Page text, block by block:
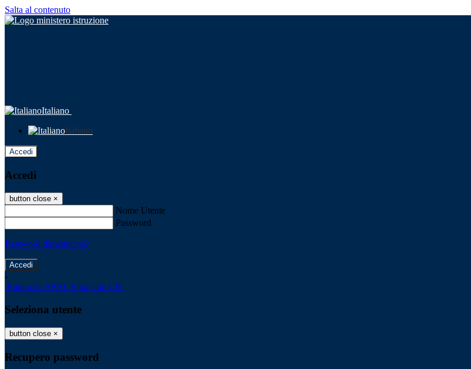
Salta al contenuto
Italiano
Italiano
Accedi
Accedi
button close ×
Nome Utente
Password
Password dimenticata?
-
Entra con SPID Entra con CIE
Seleziona utente
button close ×
Recupero password